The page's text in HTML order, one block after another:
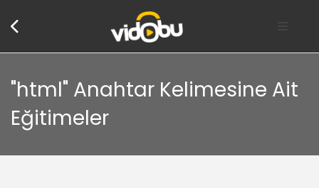
"html" Anahtar Kelimesine Ait
Eğitimeler